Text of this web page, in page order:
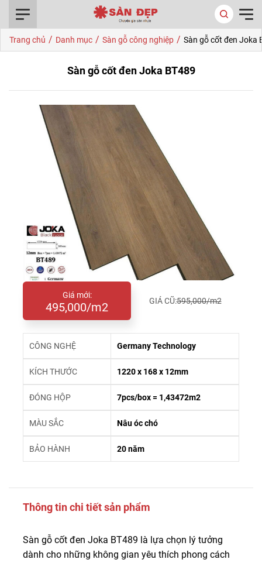
Trang chủ / Danh mục / Sàn gỗ công nghiệp / Sàn gỗ cốt đen Joka
Sàn gỗ cốt đen Joka BT489
Giá mới:
495,000/m2 GIÁ CŨ:595,000/m2
CÔNG NGHỆ Germany Technology
KÍCH THƯỚC 1220 x 168 x 12mm
ĐÓNG HỘP 7pcs/box = 1,43472m2
MÀU SẮC Nâu óc chó
BẢO HÀNH 20 năm
Thông tin chi tiết sản phẩm
Sàn gỗ cốt đen Joka BT489 là lựa chọn lý tưởng
dành cho những không gian yêu thích phong cách